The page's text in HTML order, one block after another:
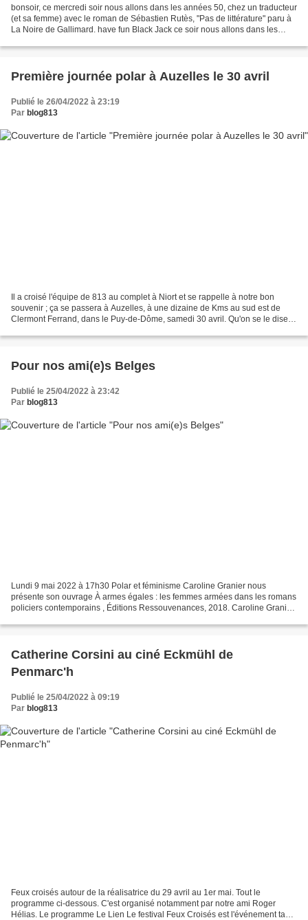
bonsoir, ce mercredi soir nous allons dans les années 50, chez un traducteur
(et sa femme) avec le roman de Sébastien Rutès, "Pas de littérature" paru à
La Noire de Gallimard. have fun Black Jack ce soir nous allons dans les
Première journée polar à Auzelles le 30 avril
Publié le 26/04/2022 à 23:19
Par blog813
Il a croisé l'équipe de 813 au complet à Niort et se rappelle à notre bon
souvenir ; ça se passera à Auzelles, à une dizaine de Kms au sud est de
Clermont Ferrand, dans le Puy-de-Dôme, samedi 30 avril. Qu'on se le dise.
Pour nos ami(e)s Belges
Publié le 25/04/2022 à 23:42
Par blog813
Lundi 9 mai 2022 à 17h30 Polar et féminisme Caroline Granier nous
présente son ouvrage À armes égales : les femmes armées dans les romans
policiers contemporains , Éditions Ressouvenances, 2018. Caroline Granier
Catherine Corsini au ciné Eckmühl de
Penmarc'h
Publié le 25/04/2022 à 09:19
Par blog813
Feux croisés autour de la réalisatrice du 29 avril au 1er mai. Tout le
programme ci-dessous. C'est organisé notamment par notre ami Roger
Hélias. Le programme Le Lien Le festival Feux Croisés est l'événement tant